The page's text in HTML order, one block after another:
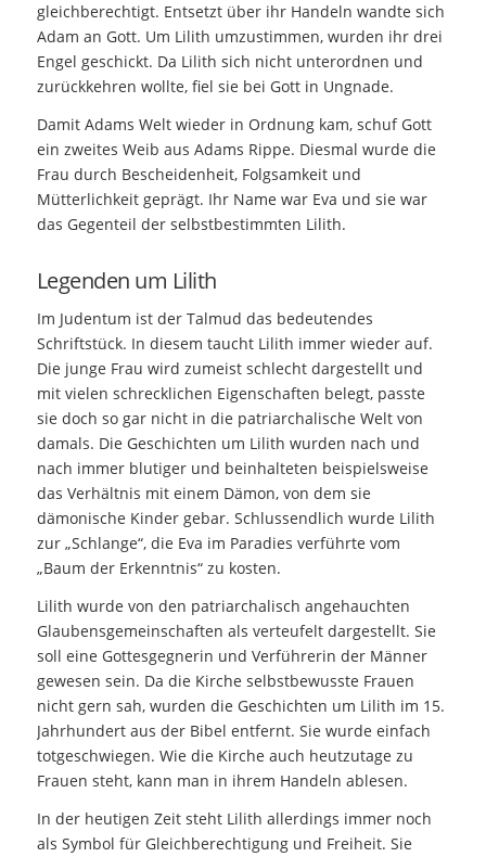
gleichberechtigt. Entsetzt über ihr Handeln wandte sich
Adam an Gott. Um Lilith umzustimmen, wurden ihr drei
Engel geschickt. Da Lilith sich nicht unterordnen und
zurückkehren wollte, fiel sie bei Gott in Ungnade.
Damit Adams Welt wieder in Ordnung kam, schuf Gott
ein zweites Weib aus Adams Rippe. Diesmal wurde die
Frau durch Bescheidenheit, Folgsamkeit und
Mütterlichkeit geprägt. Ihr Name war Eva und sie war
das Gegenteil der selbstbestimmten Lilith.
Legenden um Lilith
Im Judentum ist der Talmud das bedeutendes
Schriftstück. In diesem taucht Lilith immer wieder auf.
Die junge Frau wird zumeist schlecht dargestellt und
mit vielen schrecklichen Eigenschaften belegt, passte
sie doch so gar nicht in die patriarchalische Welt von
damals. Die Geschichten um Lilith wurden nach und
nach immer blutiger und beinhalteten beispielsweise
das Verhältnis mit einem Dämon, von dem sie
dämonische Kinder gebar. Schlussendlich wurde Lilith
zur „Schlange“, die Eva im Paradies verführte vom
„Baum der Erkenntnis“ zu kosten.
Lilith wurde von den patriarchalisch angehauchten
Glaubensgemeinschaften als verteufelt dargestellt. Sie
soll eine Gottesgegnerin und Verführerin der Männer
gewesen sein. Da die Kirche selbstbewusste Frauen
nicht gern sah, wurden die Geschichten um Lilith im 15.
Jahrhundert aus der Bibel entfernt. Sie wurde einfach
totgeschwiegen. Wie die Kirche auch heutzutage zu
Frauen steht, kann man in ihrem Handeln ablesen.
In der heutigen Zeit steht Lilith allerdings immer noch
als Symbol für Gleichberechtigung und Freiheit. Sie